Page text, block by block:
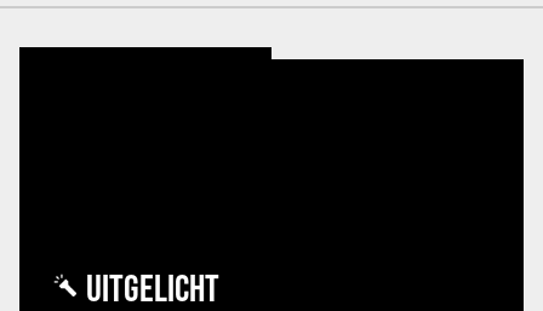
UITGELICHT